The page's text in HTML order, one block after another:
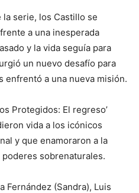
la serie, los Castillo se
a una inesperada
y la vida seguía para
un nuevo desafío para
enfrentó a una nueva misión.
Protegidos: El regreso’
vida a los icónicos
y que enamoraron a la
sobrenaturales.
Fernández (Sandra), Luis